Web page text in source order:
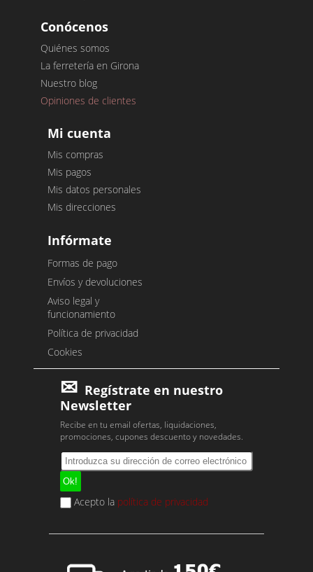
Conócenos
Quiénes somos
La ferretería en Girona
Nuestro blog
Opiniones de clientes
Mi cuenta
Mis compras
Mis pagos
Mis datos personales
Mis direcciones
Infórmate
Formas de pago
Envíos y devoluciones
Aviso legal y
funcionamiento
Política de privacidad
Cookies
Regístrate en nuestro
Newsletter
Recibe en tu email ofertas, liquidaciones,
promociones, cupones descuento y novedades.
Acepto la política de privacidad